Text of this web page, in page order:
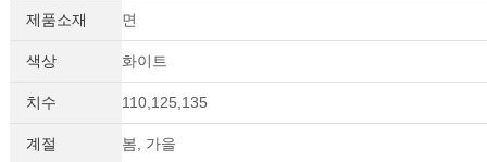
제품소재 면
색상 화이트
치수 110,125,135
계절 봄, 가을